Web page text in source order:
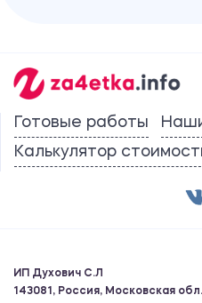
Готовые работы
Калькулятор
ИП Духович С.Л
143081, Россия, Московская